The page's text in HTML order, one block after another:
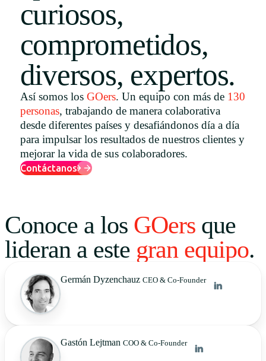
Uruguay
English
Português
curiosos,
comprometidos,
diversos, expertos.
Así somos los GOers. Un equipo con más de 130
personas, trabajando de manera colaborativa
desde diferentes países y desafiándonos día a día
para impulsar los resultados de nuestros clientes y
mejorar la vida de sus colaboradores.
Contáctanos
Conoce a los GOers que
lideran a este gran equipo.
Germán Dyzenchauz CEO & Co-Founder
Gastón Lejtman COO & Co-Founder